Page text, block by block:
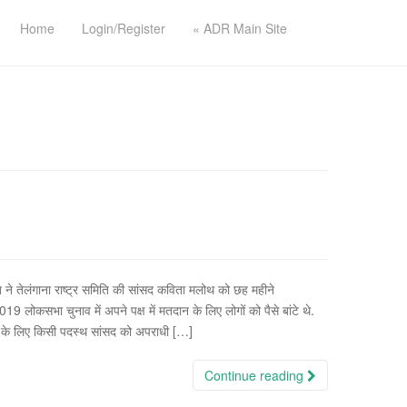
Home Login/Register « ADR Main Site
तेलंगाना राष्ट्र समिति की सांसद कविता मलोथ को छह महीने
लोकसभा चुनाव में अपने पक्ष में मतदान के लिए लोगों को पैसे बांटे थे.
लिए किसी पदस्थ सांसद को अपराधी […]
Continue reading